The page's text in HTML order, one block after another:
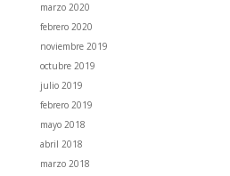
marzo 2020
febrero 2020
noviembre 2019
octubre 2019
julio 2019
febrero 2019
mayo 2018
abril 2018
marzo 2018